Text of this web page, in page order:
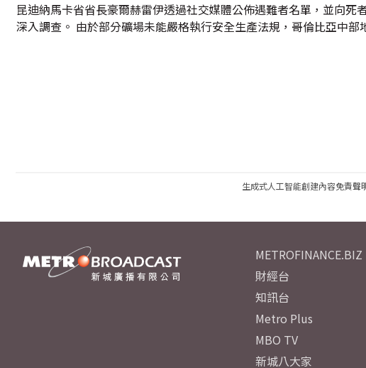
昆迪納馬卡省省長豪爾赫雷伊透過社交媒體公佈遇難者名單，並向
深入調查。 由於部分礦場未能嚴格執行安全生產法規，哥倫比亞中部
生成式人工智能創建內容免責聲
METROFINANCE.BIZ
財經台
知訊台
Metro Plus
MBO TV
新城八大家